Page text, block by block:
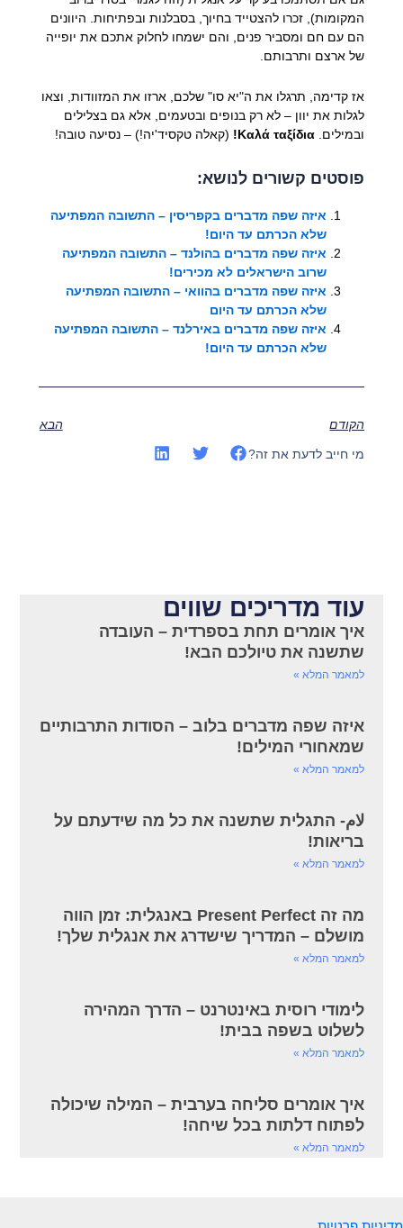
המקומות), זכרו להצטייד בחיוך, בסבלנות ובפתיחות. היוונים
הם עם חם ומסביר פנים, והם ישמחו לחלוק אתכם את יופייה
של ארצם ותרבותם.
אז קדימה, תרגלו את ה"יא סו" שלכם, ארזו את המזוודות, וצאו
לגלות את יוון – לא רק בנופים ובטעמים, אלא גם בצלילים
ובמילים. Καλά ταξίδια! (קאלה טקסיד'יה!) – נסיעה טובה!
פוסטים קשורים לנושא:
איזה שפה מדברים בקפריסין – התשובה המפתיעה
שלא הכרתם עד היום!
איזה שפה מדברים בהולנד – התשובה המפתיעה
שרוב הישראלים לא מכירים!
איזה שפה מדברים בהוואי – התשובה המפתיעה
שלא הכרתם עד היום
איזה שפה מדברים באירלנד – התשובה המפתיעה
שלא הכרתם עד היום!
הקודם הבא
מי חייב לדעת את זה?
עוד מדריכים שווים
איך אומרים תחת בספרדית – העובדה
שתשנה את טיולכם הבא!
למאמר המלא »
איזה שפה מדברים בלוב – הסודות התרבותיים
שמאחורי המילים!
למאמר המלא »
لام- התגלית שתשנה את כל מה שידעתם על
בריאות!
למאמר המלא »
מה זה Present Perfect באנגלית: זמן הווה
מושלם – המדריך שישדרג את אנגלית שלך!
למאמר המלא »
לימודי רוסית באינטרנט – הדרך המהירה
לשלוט בשפה בבית!
למאמר המלא »
איך אומרים סליחה בערבית – המילה שיכולה
לפתוח דלתות בכל שיחה!
למאמר המלא »